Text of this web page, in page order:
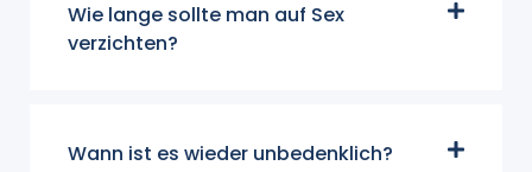
Wie lange sollte man auf Sex
verzichten?
Wann ist es wieder unbedenklich?